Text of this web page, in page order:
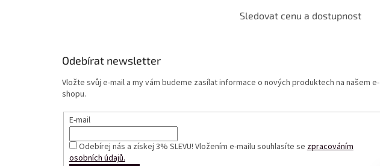
Sledovat cenu a dostupnost
Odebírat newsletter
Vložte svůj e-mail a my vám budeme zasílat informace o nových produktech na našem e-
shopu.
E-mail
Odebírej nás a získej 3% SLEVU! Vložením e-mailu souhlasíte sezpracováním
osobních údajů.